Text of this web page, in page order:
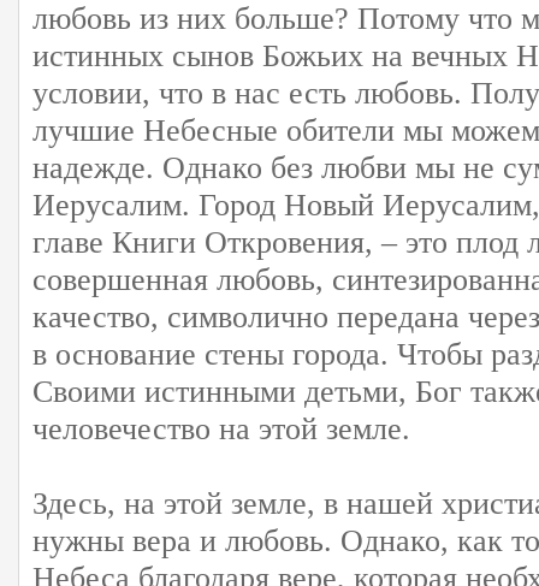
любовь из них больше? Потому что
истинных сынов Божьих на вечных
условии, что в нас есть любовь.
лучшие Небесные обители мы
надежде. Однако без любви мы не
Иерусалим. Город Новый
главе Книги Откровения, – это плод
совершенная любовь,
качество, символично передана
в основание стены города. Чтобы
Своими истинными детьми, Бог
человечество на этой земле.
Здесь, на этой земле, в нашей
нужны вера и любовь. Однако, как
Небеса благодаря вере, которая